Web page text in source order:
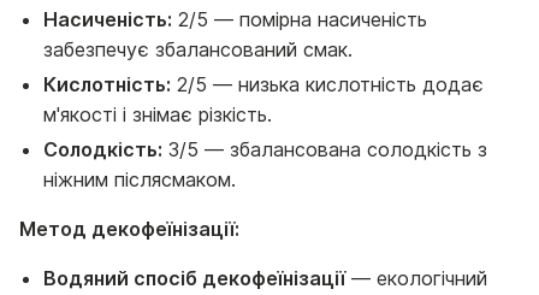
Насиченість: 2/5 — помірна насиченість
забезпечує збалансований смак.
Кислотність: 2/5 — низька кислотність додає
м'якості і знімає різкість.
Солодкість: 3/5 — збалансована солодкість з
ніжним післясмаком.
Метод декофеїнізації:
Водяний спосіб декофеїнізації— екологічний